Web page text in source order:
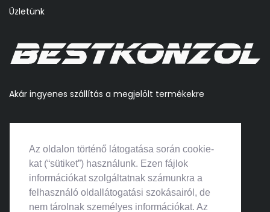
Az oldalon történő látogatása során cookie-
kat (“sütiket”) használunk. Ezen fájlok
információkat szolgáltatnak számunkra a
felhasználó oldallátogatási szokásairól, de
nem tárolnak személyes információkat. Az
Üzletünk
Akár ingyenes szállítás a megjelölt termékekre
Árukereső.hu